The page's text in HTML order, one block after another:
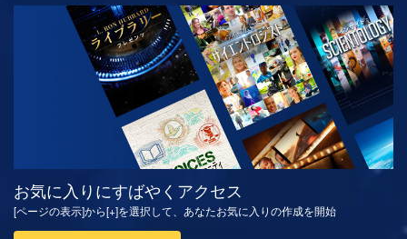
観る シリーズを探求
お気に入りにすばやくアクセス
[ページの表示]から[+]を選択して、あなたお気に入りの作成を開始